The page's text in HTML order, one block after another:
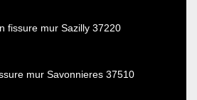
fissure mur Sazilly 37220
mur Savonnieres 37510